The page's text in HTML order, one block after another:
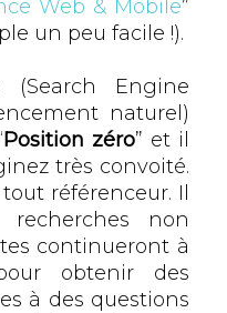
Web & Mobile”
un peu facile !).
Engine
naturel)
Position zéro” et il
très convoité.
référenceur. Il
non
continueront à
obtenir des
à des questions